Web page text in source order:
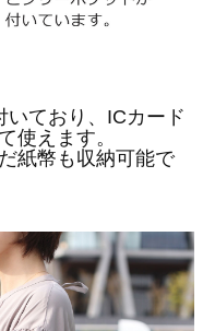
ており、ICカード
使えます。
紙幣も収納可能で